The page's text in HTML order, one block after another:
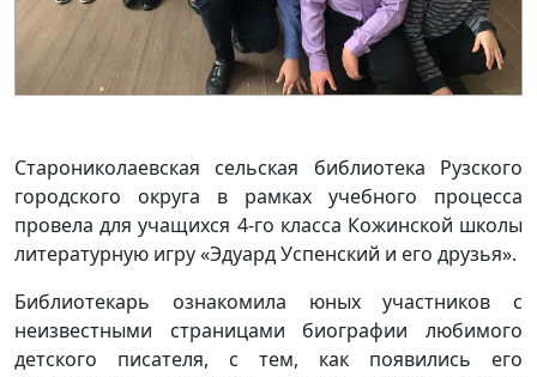
Старониколаевская сельская библиотека Рузского
городского округа в рамках учебного процесса
провела для учащихся 4-го класса Кожинской школы
литературную игру «Эдуард Успенский и его друзья».
Библиотекарь ознакомила юных участников с
неизвестными страницами биографии любимого
детского писателя, с тем, как появились его